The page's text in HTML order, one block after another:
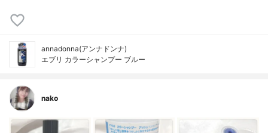
annadonna(アンナドンナ)
エブリ カラーシャンプー ブルー
nako